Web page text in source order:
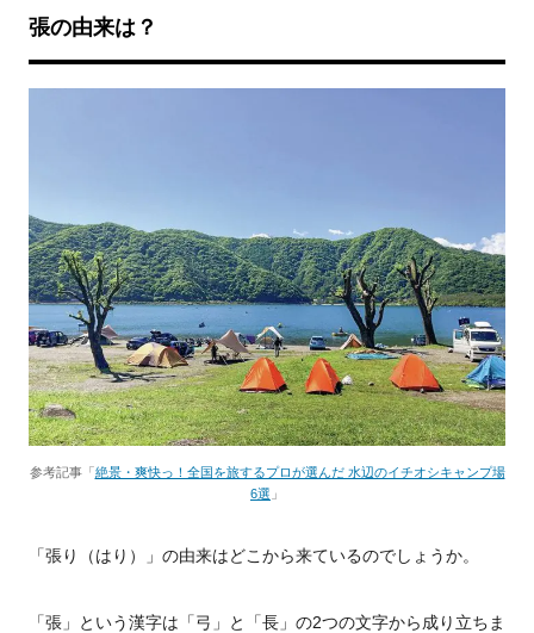
張の由来は？
参考記事「絶景・爽快っ！全国を旅するプロが選んだ 水辺のイチオシキャンプ場
6選 」
「張り（はり）」の由来はどこから来ているのでしょうか。
「張」という漢字は「弓」と「長」の2つの文字から成り立ちま